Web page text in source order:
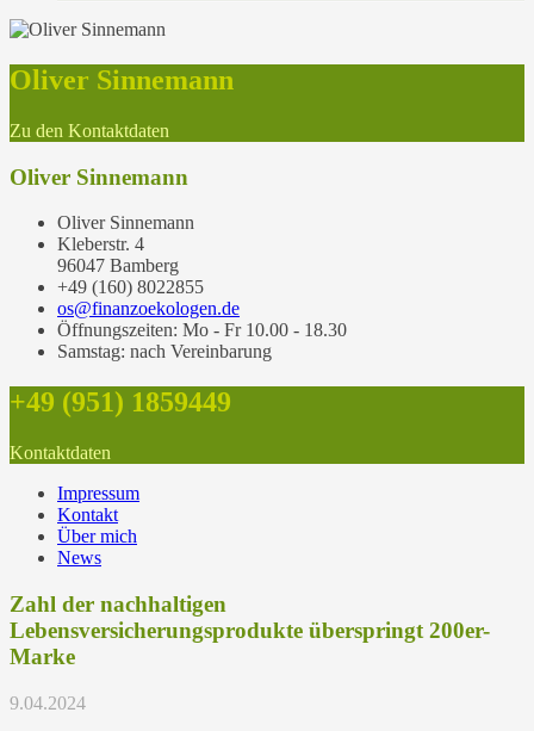
Oliver Sinnemann
Zu den Kontaktdaten
Oliver Sinnemann
Oliver Sinnemann
Kleberstr. 4
96047 Bamberg
+49 (160) 8022855
os@finanzoekologen.de
Öffnungszeiten: Mo - Fr 10.00 - 18.30
Samstag: nach Vereinbarung
+49 (951) 1859449
Kontaktdaten
Impressum
Kontakt
Über mich
News
Zahl der nachhaltigen
Lebensversicherungsprodukte überspringt 200er-
Marke
9.04.2024